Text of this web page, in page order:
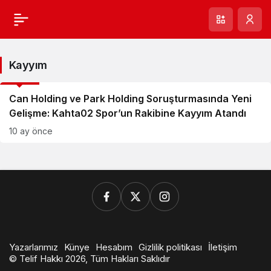
Kayyım
Can Holding ve Park Holding Soruşturmasında Yeni
Gelişme: Kahta02 Spor’un Rakibine Kayyım Atandı
10 ay önce
Yazarlarımız Künye Hesabım Gizlilik politikası
İletişim
© Telif Hakkı 2026, Tüm Hakları Saklıdır